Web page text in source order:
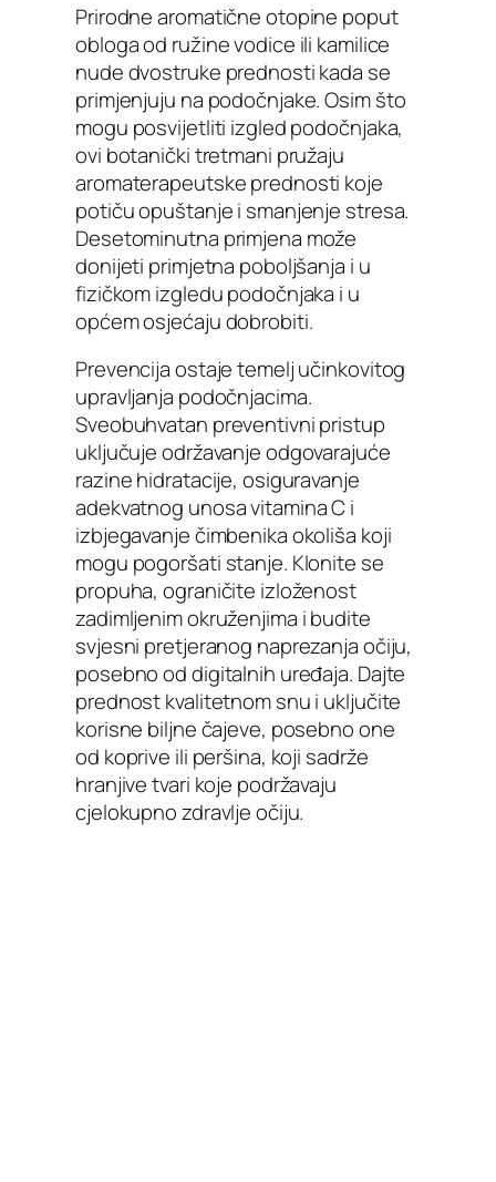
Prirodne aromatične otopine poput
obloga od ružine vodice ili kamilice
nude dvostruke prednosti kada se
primjenjuju na podočnjake. Osim što
mogu posvijetliti izgled podočnjaka,
ovi botanički tretmani pružaju
aromaterapeutske prednosti koje
potiču opuštanje i smanjenje stresa.
Desetominutna primjena može
donijeti primjetna poboljšanja i u
fizičkom izgledu podočnjaka i u
općem osjećaju dobrobiti.
Prevencija ostaje temelj učinkovitog
upravljanja podočnjacima.
Sveobuhvatan preventivni pristup
uključuje održavanje odgovarajuće
razine hidratacije, osiguravanje
adekvatnog unosa vitamina C i
izbjegavanje čimbenika okoliša koji
mogu pogoršati stanje. Klonite se
propuha, ograničite izloženost
zadimljenim okruženjima i budite
svjesni pretjeranog naprezanja očiju,
posebno od digitalnih uređaja. Dajte
prednost kvalitetnom snu i uključite
korisne biljne čajeve, posebno one
od koprive ili peršina, koji sadrže
hranjive tvari koje podržavaju
cjelokupno zdravlje očiju.